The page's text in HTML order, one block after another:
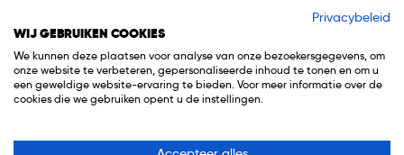
Privacybeleid
WIJ GEBRUIKEN COOKIES
We kunnen deze plaatsen voor analyse van onze bezoekersgegevens, om
onze website te verbeteren, gepersonaliseerde inhoud te tonen en om u
een geweldige website-ervaring te bieden. Voor meer informatie over de
cookies die we gebruiken opent u de instellingen.